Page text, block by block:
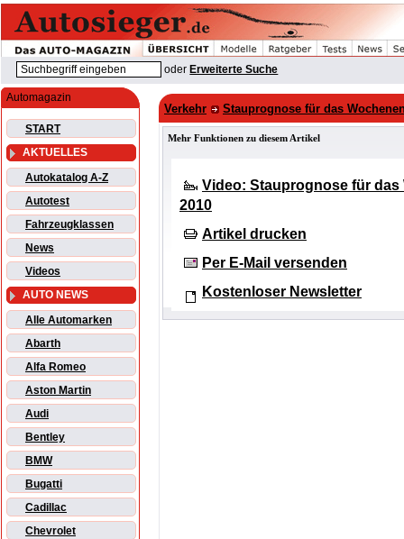
oder Erweiterte Suche
Automagazin
START
AKTUELLES
Autokatalog A-Z
Autotest
Fahrzeugklassen
News
Videos
AUTO NEWS
Alle Automarken
Abarth
Alfa Romeo
Aston Martin
Audi
Bentley
BMW
Bugatti
Cadillac
Chevrolet
Verkehr Stauprognose für das
Mehr Funktionen zu diesem Artikel
Video: Stauprognose für das
2010
Artikel drucken
Per E-Mail versenden
Kostenloser Newsletter